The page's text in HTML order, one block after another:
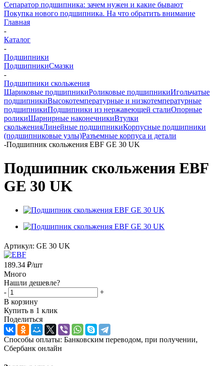
Сепаратор подшипника: зачем нужен и какие бывают
Покупка нового подшипника. На что обратить внимание
Главная
-
Каталог
-
Подшипники
ПодшипникиСмазки
-
Подшипники скольжения
Шариковые подшипникиРоликовые подшипникиИгольчатые
подшипникиВысокотемпературные и низкотемпературные
подшипникиПодшипники из нержавеющей сталиОпорные
роликиШарнирные наконечникиВтулки
скольженияЛинейные подшипникиКорпусные подшипники
(подшипниковые узлы)Разъемные корпуса и детали
-Подшипник скольжения EBF GE 30 UK
Подшипник скольжения EBF
GE 30 UK
Артикул: GE 30 UK
189.34 ₽/шт
Много
Нашли дешевле?
-
+
В корзину
Купить в 1 клик
Поделиться
Способы оплаты: Банковским переводом, при получении,
Сбербанк онлайн